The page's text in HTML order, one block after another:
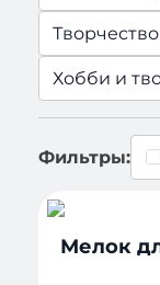
Творчество
Хобби и
Фильтры:
Мелок